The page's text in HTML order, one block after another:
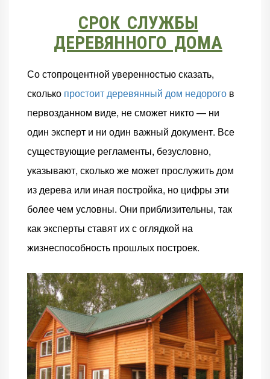
СРОК СЛУЖБЫ
ДЕРЕВЯННОГО ДОМА
Со стопроцентной уверенностью сказать,
сколько простоит деревянный дом недорого в
первозданном виде, не сможет никто — ни
один эксперт и ни один важный документ. Все
существующие регламенты, безусловно,
указывают, сколько же может прослужить дом
из дерева или иная постройка, но цифры эти
более чем условны. Они приблизительны, так
как эксперты ставят их с оглядкой на
жизнеспособность прошлых построек.